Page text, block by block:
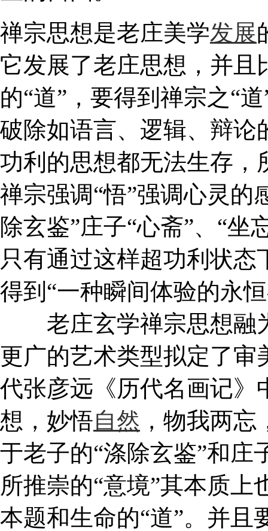
禅宗思想是老庄美学发展
它发展了老庄思想，并且
的“道”，要得到禅宗之“
破除如语言、逻辑、辩论
功利的思想都无法生存，
禅宗强调“悟”强调心灵的
除玄鉴”庄子“心斋”、“坐
只有通过这样超功利状态
得到“一种瞬间体验的永
老庄玄学禅宗思想融
更广的艺术类型拟定了审
代张彦远《历代名画记》
想，妙悟自然 ，物我两
于老子的“涤除玄鉴”和庄
所推崇的“意境”其本质
本题和生命的“道”。并且